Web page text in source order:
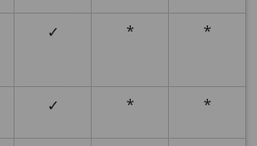
✓ * *
✓ * *